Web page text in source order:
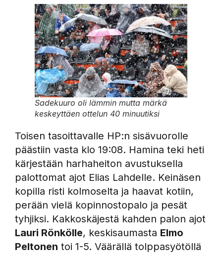
Sadekuuro oli lämmin mutta märkä
keskeyttäen ottelun 40 minuutiksi
Toisen tasoittavalle HP:n sisävuorolle
päästiin vasta klo 19:08. Hamina teki heti
kärjestään harhaheiton avustuksella
palottomat ajot Elias Lahdelle. Keinäsen
kopilla risti kolmoselta ja haavat kotiin,
perään vielä kopinnostopalo ja pesät
tyhjiksi. Kakkoskäjestä kahden palon ajot
Lauri Rönkölle, keskisaumasta Elmo
Peltonen toi 1-5. Väärällä tolppasyötöllä